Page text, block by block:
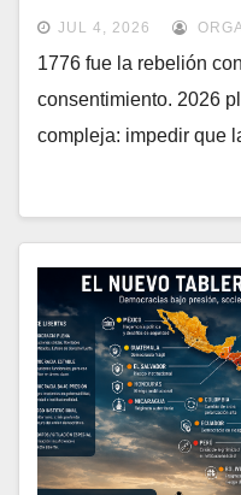
JUL 4, 2026
1776 fue la rebelión
consentimiento. 2026
compleja: impedir que